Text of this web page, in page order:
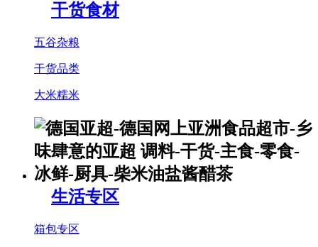
干货食材
五谷杂粮
干货品类
大米糯米
生活专区
箱包专区